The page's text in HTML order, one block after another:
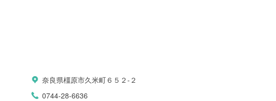
奈良県橿原市久米町６５２-２
0744-28-6636